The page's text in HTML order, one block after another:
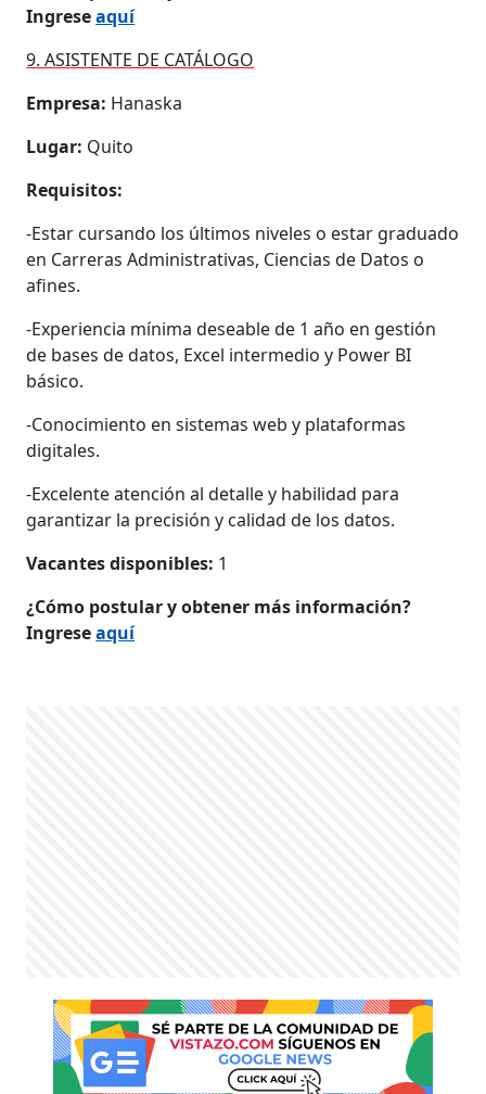
Ingreseaquí
9. ASISTENTE DE CATÁLOGO
Empresa: Hanaska
Lugar: Quito
Requisitos:
-Estar cursando los últimos niveles o estar graduado
en Carreras Administrativas, Ciencias de Datos o
afines.
-Experiencia mínima deseable de 1 año en gestión
de bases de datos, Excel intermedio y Power BI
básico.
-Conocimiento en sistemas web y plataformas
digitales.
-Excelente atención al detalle y habilidad para
garantizar la precisión y calidad de los datos.
Vacantes disponibles: 1
¿Cómo postular y obtener más información?
Ingreseaquí